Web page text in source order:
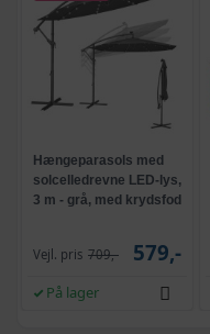
Hængeparasols med
solcelledrevne LED-lys,
3 m - grå, med krydsfod
Vejl. pris 709,- 579,-
På lager